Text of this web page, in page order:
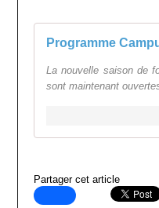
Programme
La nouvelle saison de
sont maintenant
Partager cet article